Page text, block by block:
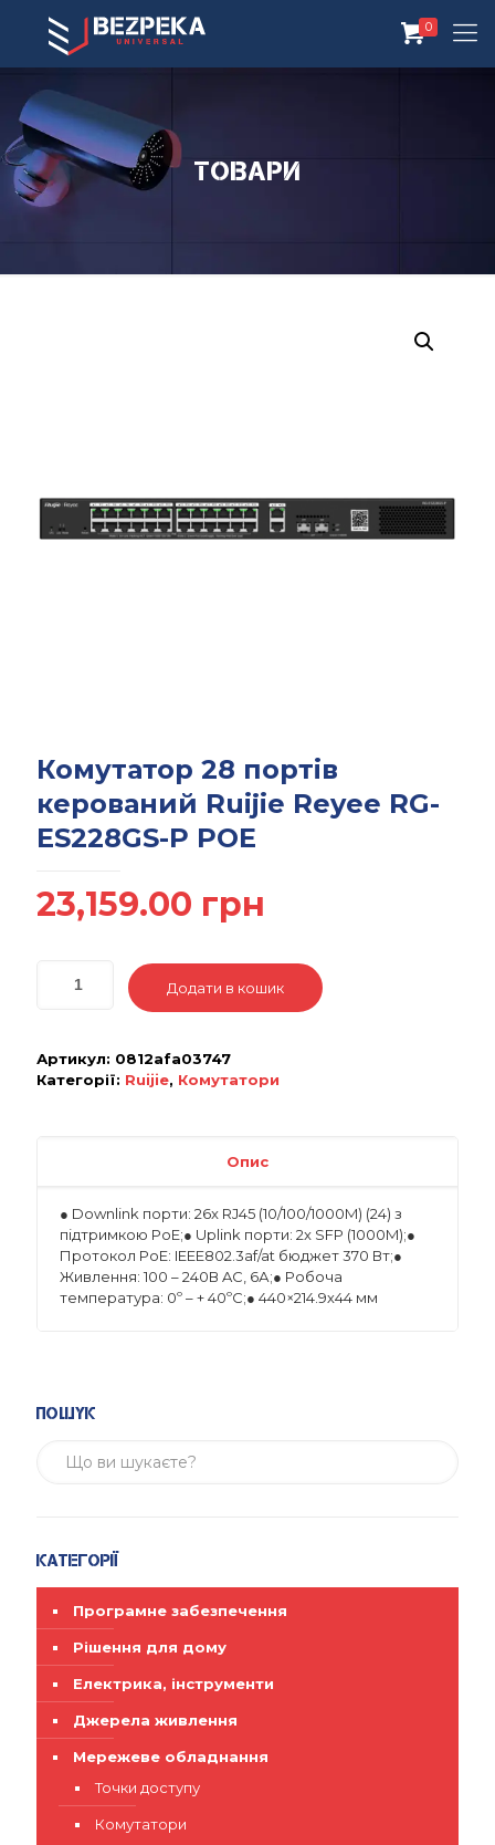
0
Товари
Комутатор 28 портів
керований Ruijie Reyee RG-
ES228GS-P POE
23,159.00 грн
Додати в кошик
Артикул: 0812afa03747
Категорії: Ruijie, Комутатори
Опис
● Downlink порти: 26x RJ45 (10/100/1000M) (24) з
підтримкою PoE;● Uplink порти: 2x SFP (1000M);●
Протокол PoE: IEEE802.3af/at бюджет 370 Вт;●
Живлення: 100 – 240В AC, 6А;● Робоча
температура: 0º – + 40ºC;● 440×214.9х44 мм
Пошук
Категорії
Програмне забезпечення
Рішення для дому
Електрика, інструменти
Джерела живлення
Мережеве обладнання
Точки доступу
Комутатори